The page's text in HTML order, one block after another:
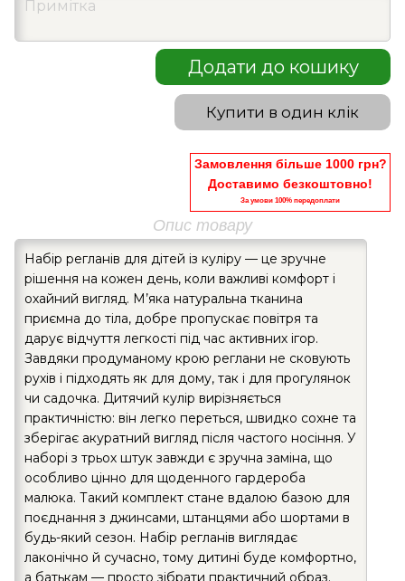
Додати до кошику
Купити в один клік
Замовлення більше 1000 грн?
Доставимо безкоштовно!
За умови 100% передоплати
Опис товару
Набір регланів для дітей із куліру — це зручне
рішення на кожен день, коли важливі комфорт і
охайний вигляд. М’яка натуральна тканина
приємна до тіла, добре пропускає повітря та
дарує відчуття легкості під час активних ігор.
Завдяки продуманому крою реглани не сковують
рухів і підходять як для дому, так і для прогулянок
чи садочка. Дитячий кулір вирізняється
практичністю: він легко переться, швидко сохне та
зберігає акуратний вигляд після частого носіння. У
наборі з трьох штук завжди є зручна заміна, що
особливо цінно для щоденного гардероба
малюка. Такий комплект стане вдалою базою для
поєднання з джинсами, штанцями або шортами в
будь-який сезон. Набір регланів виглядає
лаконічно й сучасно, тому дитині буде комфортно,
а батькам — просто зібрати практичний образ.